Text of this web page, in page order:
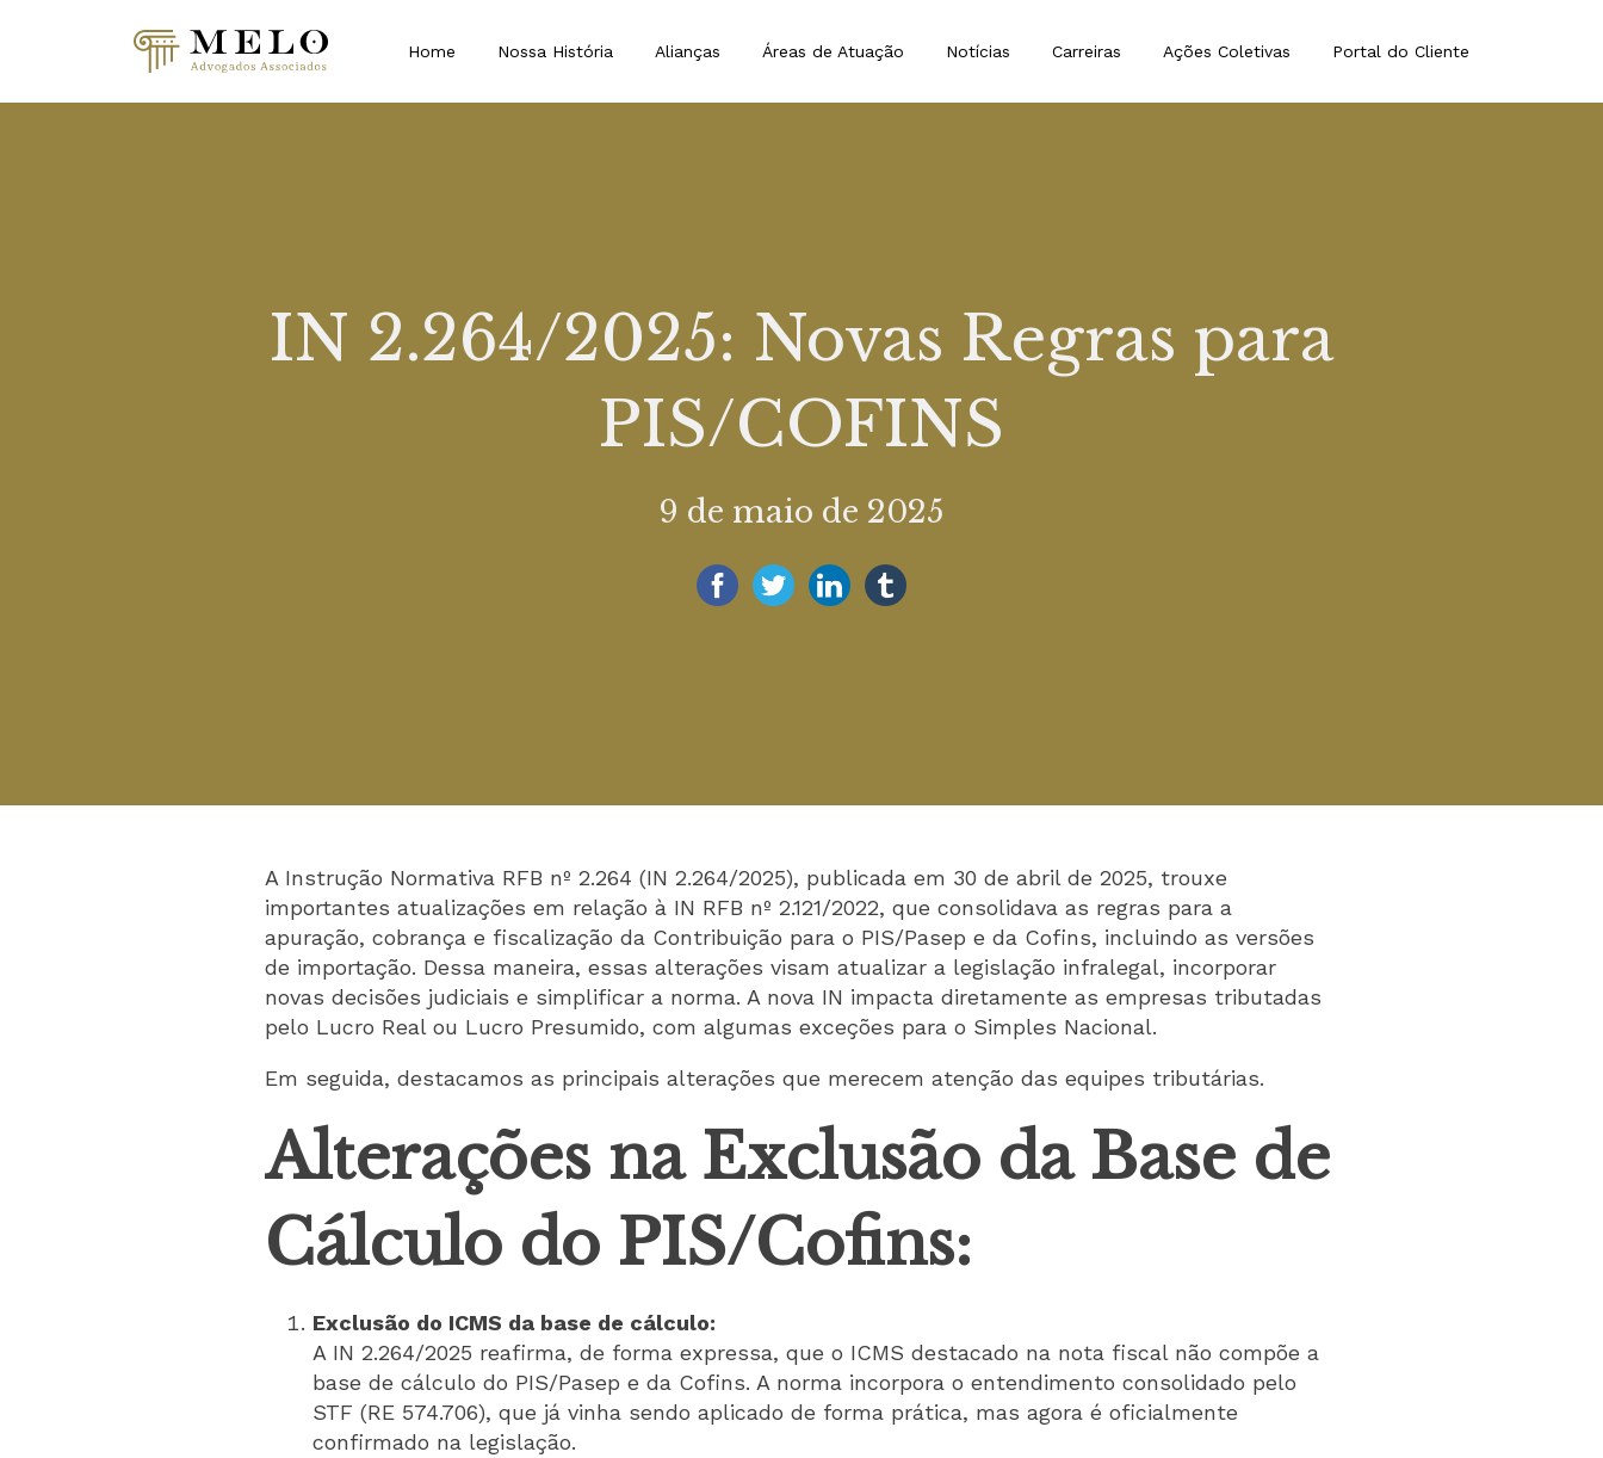
Home Nossa História Alianças Áreas de Atuação Notícias Carreiras Ações Coletivas Portal do Cliente
IN 2.264/2025: Novas Regras para
PIS/COFINS
9 de maio de 2025
A Instrução Normativa RFB nº 2.264 (IN 2.264/2025), publicada em 30 de abril de 2025, trouxe
importantes atualizações em relação à IN RFB nº 2.121/2022, que consolidava as regras para a
apuração, cobrança e fiscalização da Contribuição para o PIS/Pasep e da Cofins, incluindo as versões
de importação. Dessa maneira, essas alterações visam atualizar a legislação infralegal, incorporar
novas decisões judiciais e simplificar a norma. A nova IN impacta diretamente as empresas tributadas
pelo Lucro Real ou Lucro Presumido, com algumas exceções para o Simples Nacional.
Em seguida, destacamos as principais alterações que merecem atenção das equipes tributárias.
Alterações na Exclusão da Base de
Cálculo do PIS/Cofins:
Exclusão do ICMS da base de cálculo:
A IN 2.264/2025 reafirma, de forma expressa, que o ICMS destacado na nota fiscal não compõe a
base de cálculo do PIS/Pasep e da Cofins. A norma incorpora o entendimento consolidado pelo
STF (RE 574.706), que já vinha sendo aplicado de forma prática, mas agora é oficialmente
confirmado na legislação.